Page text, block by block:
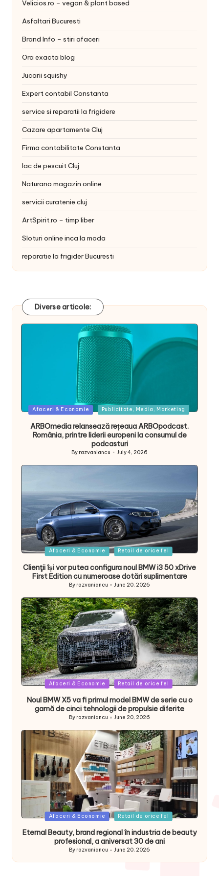
Velicios.ro – vegan & plant based
Asfaltari Bucuresti
Brand Info – stiri afaceri
Ora exacta blog
Jucarii squishy
Expert contabil Constanta
service si reparatii la frigidere
Cazare apartamente Cluj
Firma contabilitate Constanta
lac de pescuit Cluj
Naturano magazin online
servicii curatenie cluj
ArtSpirit.ro – timp liber
Sloturi online inca la moda
reparatie la frigider Bucuresti
Diverse articole:
Posted
Afaceri & Economie Publicitate, Media, Marketing
ARBOmedia relansează rețeaua ARBOpodcast.
România, printre liderii europeni la consumul de
podcasturi
Posted
By razvaniancu July 4, 2026
Posted
Afaceri & Economie Retail de orice fel
Clienţii își vor putea configura noul BMW i3 50 xDrive
First Edition cu numeroase dotări suplimentare
Posted
By razvaniancu June 20, 2026
Posted
Afaceri & Economie Retail de orice fel
Noul BMW X5 va fi primul model BMW de serie cu o
gamă de cinci tehnologii de propulsie diferite
Posted
By razvaniancu June 20, 2026
Posted
Afaceri & Economie Retail de orice fel
Eternal Beauty, brand regional în industria de beauty
profesional, a aniversat 30 de ani
Posted
By razvaniancu June 20, 2026